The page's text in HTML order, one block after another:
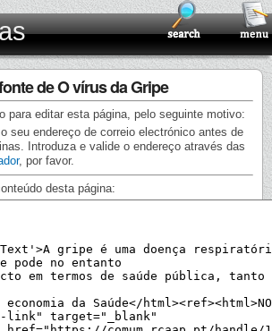
de O vírus da Gripe
para editar esta página, pelo seguinte motivo:
seu endereço de correio electrónico antes de
Introduza e valide o endereço através das
, por favor.
desta página: